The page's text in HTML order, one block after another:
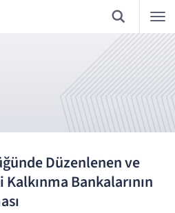
Düzenlenen ve
Bankalarının